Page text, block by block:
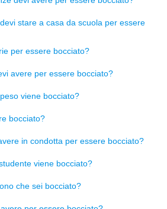
stare a casa da scuola per essere
per essere bocciato?
avere per essere bocciato?
viene bocciato?
bocciato?
in condotta per essere bocciato?
viene bocciato?
che sei bocciato?